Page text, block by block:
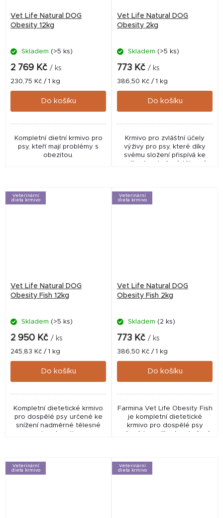
Vet Life Natural DOG
Obesity 12kg
Skladem (>5 ks)
2 769 Kč / ks
Měrná
cena:
230,75 Kč / 1 kg
Do košíku
Kompletní dietní krmivo pro
psy, kteří mají problémy s
obezitou.
Vet Life Natural DOG
Obesity 2kg
Skladem (>5 ks)
773 Kč / ks
Měrná
cena:
386,50 Kč / 1 kg
Do košíku
Krmivo pro zvláštní účely
výživy pro psy, které díky
svému složení přispívá ke
Veterinární
dieta krmivo
Vet Life Natural DOG
Obesity Fish 12kg
Skladem (>5 ks)
2 950 Kč / ks
Měrná
cena:
245,83 Kč / 1 kg
Do košíku
Kompletní dietetické krmivo
pro dospělé psy určené ke
snížení nadměrné tělesné
hmotnosti.
Veterinární
dieta krmivo
Vet Life Natural DOG
Obesity Fish 2kg
Skladem (2 ks)
773 Kč / ks
Měrná
cena:
386,50 Kč / 1 kg
Do košíku
Farmina Vet Life Obesity Fish
je kompletní dietetické
krmivo pro dospělé psy
určené ke snížení nadměrné
Veterinární
dieta krmivo
Veterinární
dieta krmivo